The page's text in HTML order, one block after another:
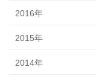
2016年
2015年
2014年